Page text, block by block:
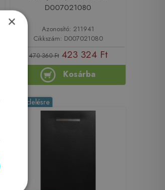
D007021080
Azonosító: 211941
Cikkszám: D007021080
470 360 Ft 423 324 Ft
Kosárba
Rendelésre
×